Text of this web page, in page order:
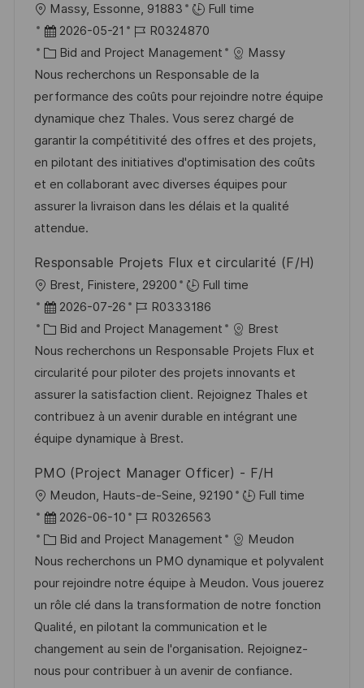
O
r
t
Massy, Essonne, 91883
Full time
D
a
t
u
m
d
e
r
V
e
ö
f
f
e
n
t
l
i
c
h
u
n
g
2026-05-21
J
o
b
-
I
D
R0324870
K
a
t
e
g
o
r
i
e
Bid and Project Management
Massy
Nous recherchons un Responsable de la
performance des coûts pour rejoindre notre équipe
dynamique chez Thales. Vous serez chargé de
garantir la compétitivité des offres et des projets,
en pilotant des initiatives d'optimisation des coûts
et en collaborant avec diverses équipes pour
assurer la livraison dans les délais et la qualité
attendue.
Responsable Projets Flux et circularité (F/H)
O
r
t
Brest, Finistere, 29200
Full time
D
a
t
u
m
d
e
V
e
r
ö
f
f
e
n
t
l
2026-07-26
J
o
b
-
I
D
R0333186
K
a
t
e
g
o
i
e
Bid and Project Management
Brest
Nous recherchons un Responsable Projets Flux et
circularité pour piloter des projets innovants et
assurer la satisfaction client. Rejoignez Thales et
contribuez à un avenir durable en intégrant une
équipe dynamique à Brest.
PMO (Project Manager Officer) - F/H
O
r
t
Meudon, Hauts-de-Seine, 92190
Full time
D
a
t
u
m
d
e
r
2026-06-10
J
o
b
-
I
D
R0326563
K
a
t
e
g
o
r
Bid and Project Management
Meudon
Nous recherchons un PMO dynamique et polyvalent
pour rejoindre notre équipe à Meudon. Vous jouerez
un rôle clé dans la transformation de notre fonction
Qualité, en pilotant la communication et le
changement au sein de l'organisation. Rejoignez-
nous pour contribuer à un avenir de confiance.